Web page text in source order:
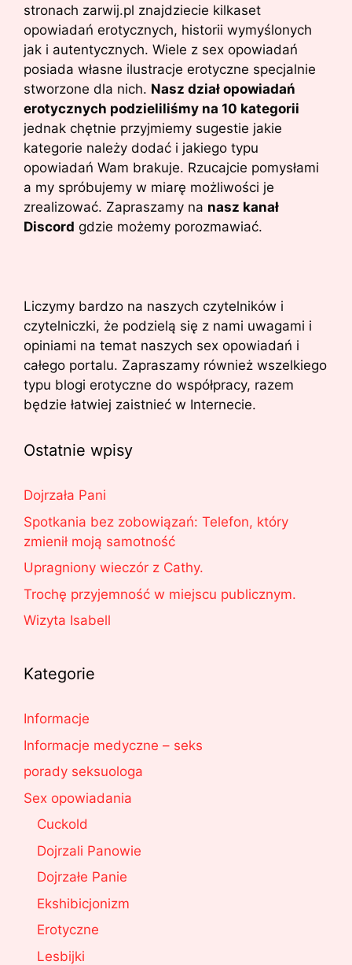
stronach zarwij.pl znajdziecie kilkaset
opowiadań erotycznych, historii wymyślonych
jak i autentycznych. Wiele z sex opowiadań
posiada własne ilustracje erotyczne specjalnie
stworzone dla nich. Nasz dział opowiadań
erotycznych podzieliliśmy na 10 kategorii
jednak chętnie przyjmiemy sugestie jakie
kategorie należy dodać i jakiego typu
opowiadań Wam brakuje. Rzucajcie pomysłami
a my spróbujemy w miarę możliwości je
zrealizować. Zapraszamy na nasz kanał
Discord gdzie możemy porozmawiać.
Liczymy bardzo na naszych czytelników i
czytelniczki, że podzielą się z nami uwagami i
opiniami na temat naszych sex opowiadań i
całego portalu. Zapraszamy również wszelkiego
typu blogi erotyczne do współpracy, razem
będzie łatwiej zaistnieć w Internecie.
Ostatnie wpisy
Dojrzała Pani
Spotkania bez zobowiązań: Telefon, który
zmienił moją samotność
Upragniony wieczór z Cathy.
Trochę przyjemność w miejscu publicznym.
Wizyta Isabell
Kategorie
Informacje
Informacje medyczne – seks
porady seksuologa
Sex opowiadania
Cuckold
Dojrzali Panowie
Dojrzałe Panie
Ekshibicjonizm
Erotyczne
Lesbijki